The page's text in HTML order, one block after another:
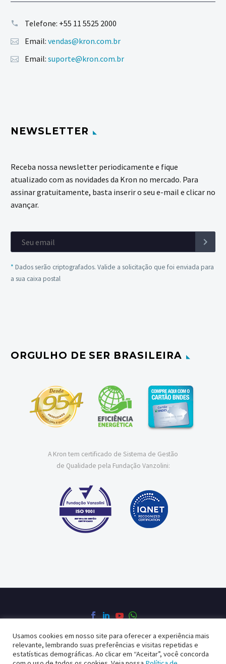
Telefone: +55 11 5525 2000
Email: vendas@kron.com.br
Email: suporte@kron.com.br
NEWSLETTER
Receba nossa newsletter periodicamente e fique
atualizado com as novidades da Kron no mercado. Para
assinar gratuitamente, basta inserir o seu e-mail e clicar no
avançar.
* Dados serão criptografados. Valide a solicitação que foi enviada para
a sua caixa postal
ORGULHO DE SER BRASILEIRA
A Kron tem certificado de Sistema de Gestão
de Qualidade pela Fundação Vanzolini:
Política de Privacidade Política da Qualidade
Usamos cookies em nosso site para oferecer a experiência mais
relevante, lembrando suas preferências e visitas repetidas e
estatísticas demográficas. Ao clicar em “Aceitar”, você concorda